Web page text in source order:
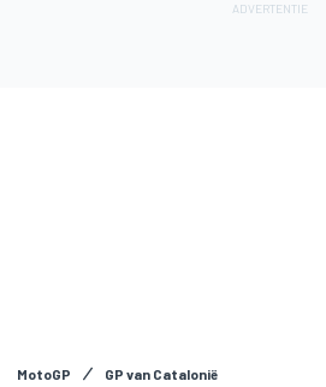
MotoGP GP van Catalonië